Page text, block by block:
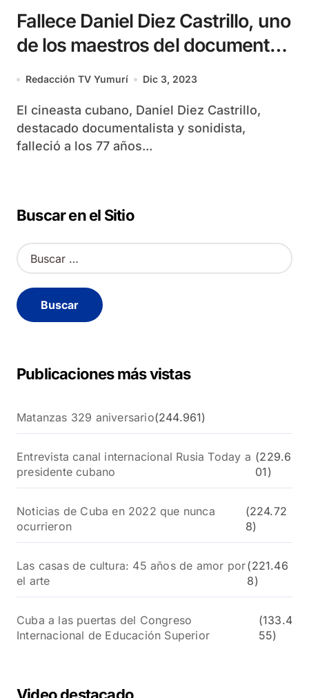
Fallece Daniel Diez Castrillo, uno
de los maestros del documental
cubano
Redacción TV Yumurí Dic 3, 2023
El cineasta cubano, Daniel Diez Castrillo,
destacado documentalista y sonidista,
falleció a los 77 años...
Buscar en el Sitio
B
u
c
a
Publicaciones más vistas
Matanzas 329 aniversario(244.961)
Entrevista canal internacional Rusia Today a
presidente cubano
(229.6
01)
Noticias de Cuba en 2022 que nunca
ocurrieron
(224.72
8)
Las casas de cultura: 45 años de amor por
el arte
(221.46
8)
Cuba a las puertas del Congreso
Internacional de Educación Superior
(133.4
55)